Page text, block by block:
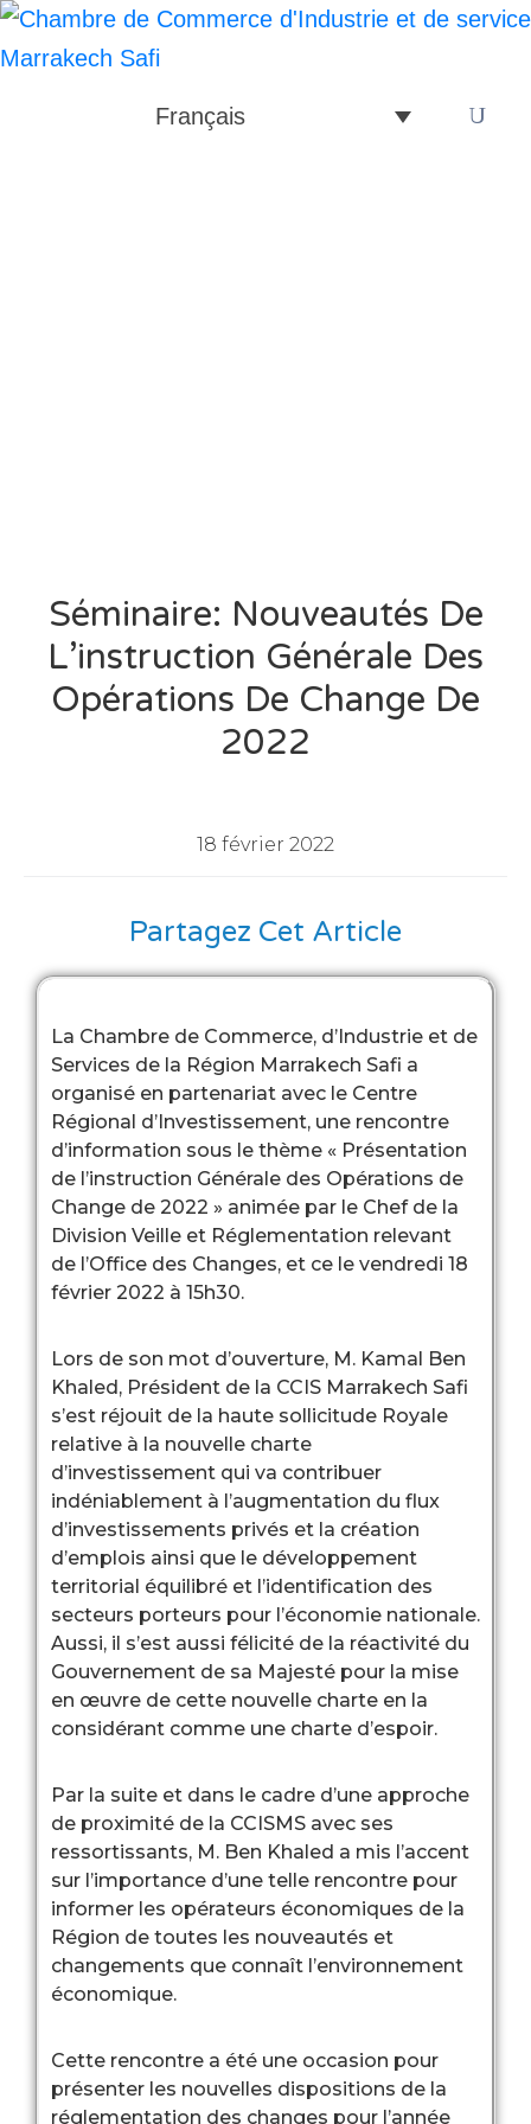
Français
Séminaire: Nouveautés De
L’instruction Générale Des
Opérations De Change De
2022
18 février 2022
Partagez Cet Article
La Chambre de Commerce, d’Industrie et de
Services de la Région Marrakech Safi a
organisé en partenariat avec le Centre
Régional d’Investissement, une rencontre
d’information sous le thème « Présentation
de l’instruction Générale des Opérations de
Change de 2022 » animée par le Chef de la
Division Veille et Réglementation relevant
de l’Office des Changes, et ce le vendredi 18
février 2022 à 15h30.
Lors de son mot d’ouverture, M. Kamal Ben
Khaled, Président de la CCIS Marrakech Safi
s’est réjouit de la haute sollicitude Royale
relative à la nouvelle charte
d’investissement qui va contribuer
indéniablement à l’augmentation du flux
d’investissements privés et la création
d’emplois ainsi que le développement
territorial équilibré et l’identification des
secteurs porteurs pour l’économie nationale.
Aussi, il s’est aussi félicité de la réactivité du
Gouvernement de sa Majesté pour la mise
en œuvre de cette nouvelle charte en la
considérant comme une charte d’espoir.
Par la suite et dans le cadre d’une approche
de proximité de la CCISMS avec ses
ressortissants, M. Ben Khaled a mis l’accent
sur l’importance d’une telle rencontre pour
informer les opérateurs économiques de la
Région de toutes les nouveautés et
changements que connaît l’environnement
économique.
Cette rencontre a été une occasion pour
présenter les nouvelles dispositions de la
réglementation des changes pour l’année